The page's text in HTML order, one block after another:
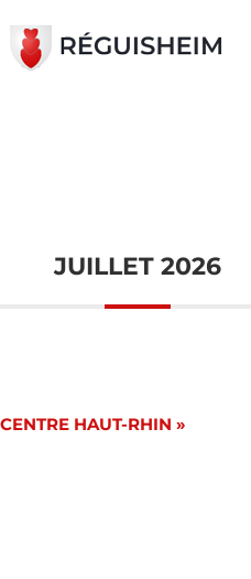
JUILLET 2026
HAUT-RHIN »